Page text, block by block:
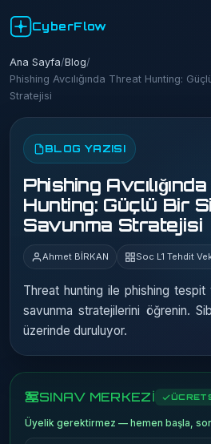
CyberFlow
Ana Sayfa/Blog/
Phishing Avcılığında Threat Hunting:
Stratejisi
BLOG YAZISI
Phishing
Hunting: Güçlü Bir
Savunma Stratejisi
Ahmet BİRKAN Soc L1 Tehdit
Threat hunting ile phishing
savunma stratejilerini öğrenin.
üzerinde duruluyor.
SINAV MERKEZİ
Üyelik gerektirmez — hemen başla,